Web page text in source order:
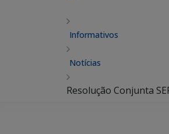
Informativos
Notícias
Resolução Conjunta